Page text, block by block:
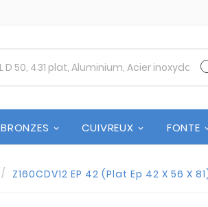
BRONZES CUIVREUX FONTE
Z160CDV12 EP 42 (Plat Ep 42 X 56 X